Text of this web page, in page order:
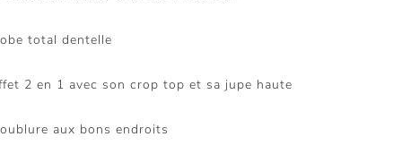
total dentelle
2 en 1 avec son crop top et sa jupe haute
aux bons endroits